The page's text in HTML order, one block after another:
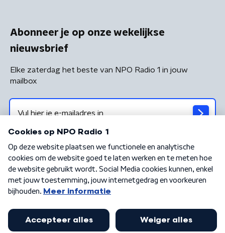
Abonneer je op onze wekelijkse
nieuwsbrief
Elke zaterdag het beste van NPO Radio 1 in jouw
mailbox
Algemene voorwaarden